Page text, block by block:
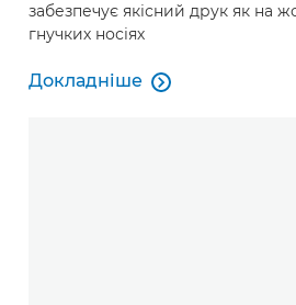
забезпечує якісний друк як на
гнучких носіях
Докладніше
Докладніше
